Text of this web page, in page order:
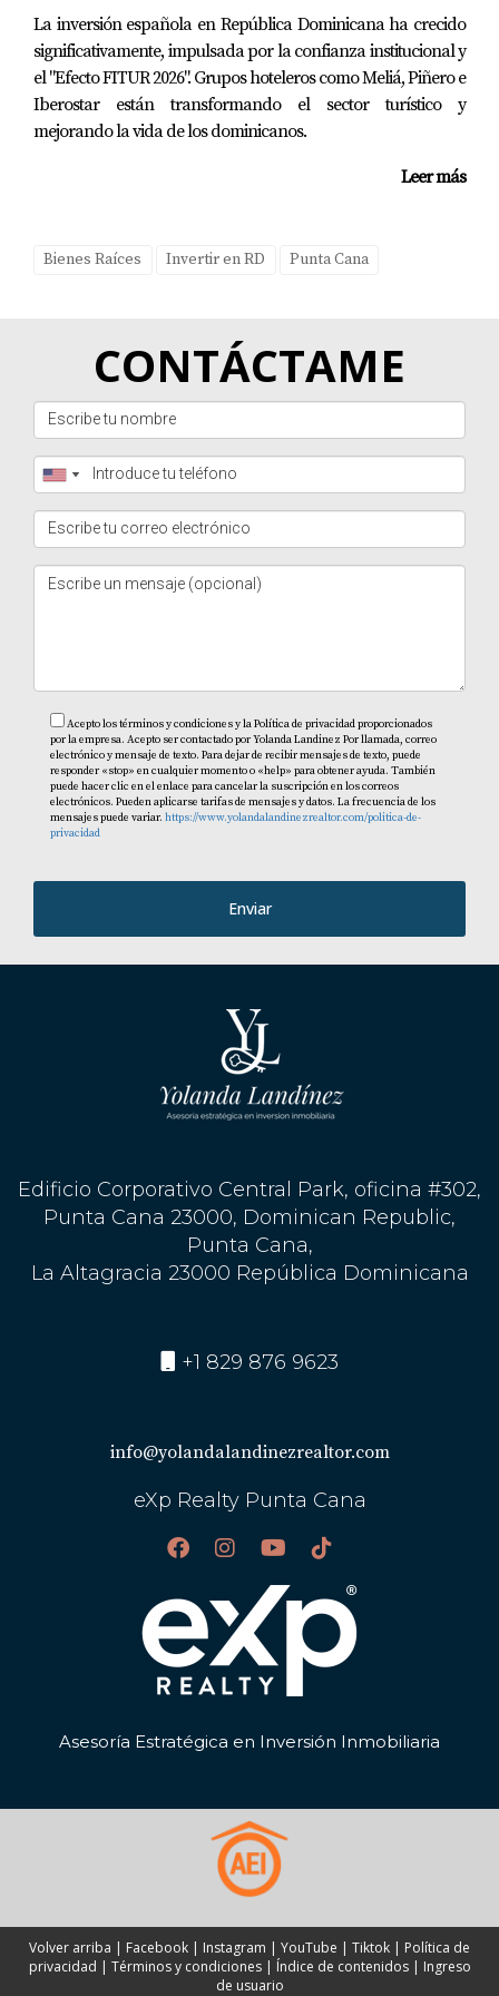
¿Cuáles son los costos asociados con la
compra de propiedades en Cap Cana?
Los costos pueden variar según el tipo de propiedad y su
ubicación específica dentro del complejo. Generalmente
Cap Cana?
empresas ofrecen servicios profesionales para gestionar
estos alquileres.
¿Qué tipo de propiedades están disponibles
en Cap Cana?
Puedes encontrar desde villas lujosas hasta
apartamentos modernos y terrenos listos para construir.
Hay opciones para todos los gustos y presupuestos.
con vigilancia constante y acceso controlado a las áreas
residenciales.
¿Qué actividades recreativas puedo disfrutar
al vivir en Cap Cana?
Las opciones son infinitas: desde deportes acuáticos
senderismo y eventos culturales locales. Siempre hay
algo emocionante por hacer. Recuerda que Yolanda
Landinez está aquí para ayudarte a navegar por todas
propiedad soñada en este hermoso destino caribeño.
La inversión española en República Dominicana ha crecido
significativamente, impulsada por la confianza institucional y
el "Efecto FITUR 2026". Grupos hoteleros como Meliá, Piñero e
Iberostar están transformando el sector turístico y
mejorando la vida de los dominicanos.
Leer más
Bienes Raíces Invertir en RD Punta Cana
CONTÁCTAME
Acepto los términos y condiciones y la Política de privacidad proporcionados
por la empresa. Acepto ser contactado por Yolanda Landinez Por llamada, correo
electrónico y mensaje de texto. Para dejar de recibir mensajes de texto, puede
responder «stop» en cualquier momento o «help» para obtener ayuda. También
puede hacer clic en el enlace para cancelar la suscripción en los correos
electrónicos. Pueden aplicarse tarifas de mensajes y datos. La frecuencia de los
mensajes puede variar. https://www.yolandalandinezrealtor.com/politica-de-
privacidad
Enviar
Edificio Corporativo Central Park, oficina #302,
Punta Cana 23000, Dominican Republic,
Punta Cana,
La Altagracia 23000 República Dominicana
+1 829 876 9623
info@yolandalandinezrealtor.com
eXp Realty Punta Cana
Asesoría Estratégica en Inversión Inmobiliaria
Volver arriba | Facebook | Instagram | YouTube | Tiktok | Política de
privacidad | Términos y condiciones| Índice de contenidos| Ingreso
de usuario